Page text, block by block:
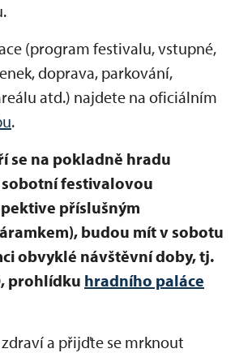
(program festivalu, vstupné,
doprava, parkování,
atd.) najdete na oficiálním
.
se na pokladně hradu
festivalovou
příslušným
budou mít v sobotu
obvyklé návštěvní doby, tj.
prohlídku hradního paláce
a přijďte se mrknout